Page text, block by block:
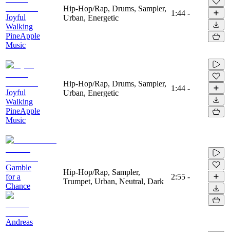
Joyful
Walking
PineApple
Music
Hip-Hop/Rap, Drums, Sampler,
Urban, Energetic
1:44 -
Joyful
Walking
PineApple
Music
Hip-Hop/Rap, Drums, Sampler,
Urban, Energetic
1:44 -
Gamble
for a
Chance
Andreas
Hip-Hop/Rap, Sampler,
Trumpet, Urban, Neutral, Dark
2:55 -